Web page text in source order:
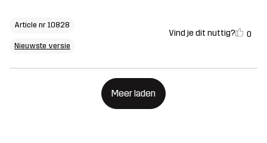
Article nr 10828
Nieuwste versie
Vind je dit nuttig? 0
Meer laden